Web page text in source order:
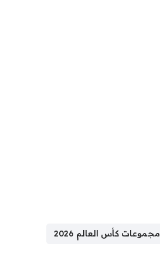
مجموعات كأس العالم 2026